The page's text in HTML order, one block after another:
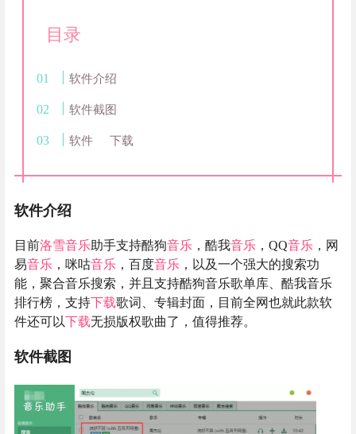
目录
软件介绍
软件截图
软件 下载
软件介绍
目前洛雪音乐助手支持酷狗音乐 ，酷我音乐 ，QQ音乐 ，网
易音乐 ，咪咕音乐 ，百度音乐 ，以及一个强大的搜索功
能，聚合音乐搜索，并且支持酷狗音乐歌单库、酷我音乐
排行榜，支持下载歌词、专辑封面，目前全网也就此款软
件还可以下载无损版权歌曲了，值得推荐。
软件截图